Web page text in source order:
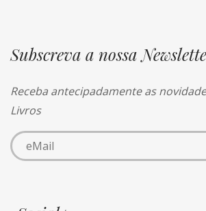
Subscreva a nossa
Receba antecipadamente as
Livros